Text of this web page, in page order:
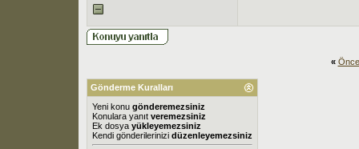
«
Gönderme Kuralları
Yeni konu gönderemezsiniz
Konulara yanıt veremezsiniz
Ek dosya yükleyemezsiniz
Kendi gönderilerinizi düzenleyemezsiniz